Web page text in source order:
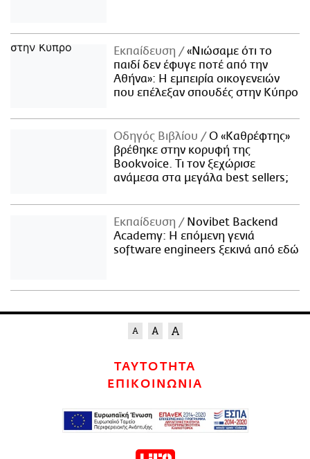
Εκπαίδευση
«Νιώσαμε ότι το
παιδί δεν έφυγε ποτέ από την
Αθήνα»: Η εμπειρία οικογενειών
που επέλεξαν σπουδές στην Κύπρο
Οδηγός Βιβλίου
Ο «Καθρέφτης»
βρέθηκε στην κορυφή της
Bookvoice. Τι τον ξεχώρισε
ανάμεσα στα μεγάλα best sellers;
Εκπαίδευση
Novibet Backend
Academy: Η επόμενη γενιά
software engineers ξεκινά από εδώ
ΤΑΥΤΟΤΗΤΑ
ΕΠΙΚΟΙΝΩΝΙΑ